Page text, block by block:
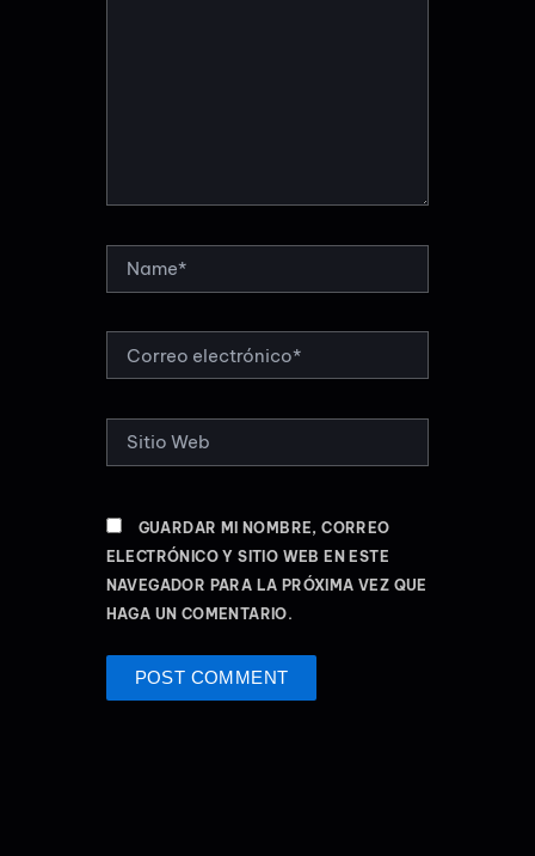
NAME*
ELECTRÓNICO*
SITIO
WEB
GUARDAR MI NOMBRE, CORREO
ELECTRÓNICO Y SITIO WEB EN ESTE
NAVEGADOR PARA LA PRÓXIMA VEZ QUE
HAGA UN COMENTARIO.